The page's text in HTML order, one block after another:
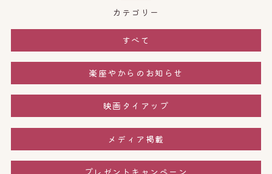
カテゴリー
すべて
楽座やからのお知らせ
映画タイアップ
メディア掲載
プレゼントキャンペーン